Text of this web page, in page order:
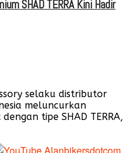
SHAD TERRA Kini Hadir
selaku distributor
meluncurkan
tipe SHAD TERRA,